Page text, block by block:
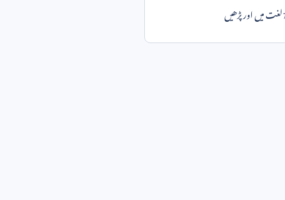
لغت میں اور پڑھیں